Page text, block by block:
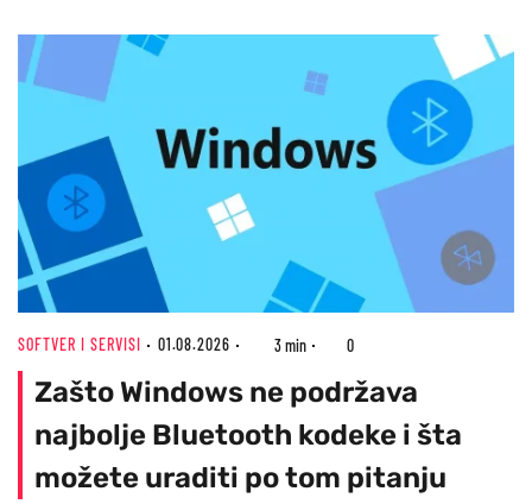
SOFTVER I SERVISI 01.08.2026 3 min 0
Zašto Windows ne podržava
najbolje Bluetooth kodeke i šta
možete uraditi po tom pitanju